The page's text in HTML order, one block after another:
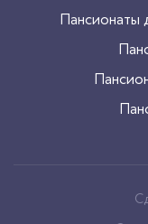
Пансионаты